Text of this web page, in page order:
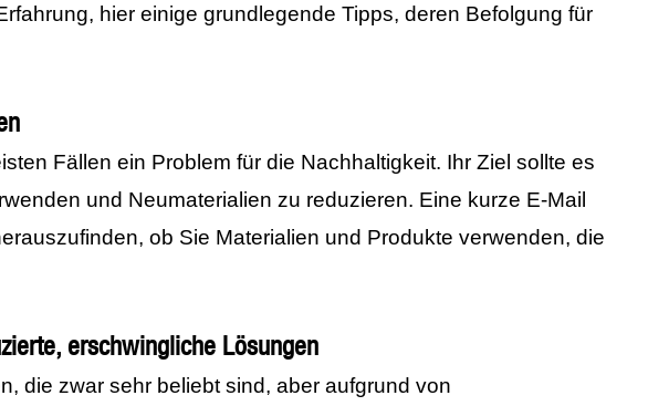
hier einige grundlegende Tipps, deren Befolgung für
Fällen ein Problem für die Nachhaltigkeit. Ihr Ziel sollte es
und Neumaterialien zu reduzieren. Eine kurze E-Mail
ob Sie Materialien und Produkte verwenden, die
erschwingliche Lösungen
die zwar sehr beliebt sind, aber aufgrund von